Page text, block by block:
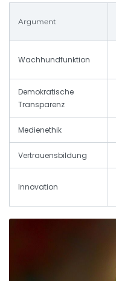
Argument
Wachhundfunktion
Demokratische
Transparenz
Medienethik
Vertrauensbildung
Innovation